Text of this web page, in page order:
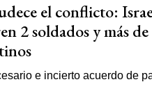
el conflicto:
2 soldados y más